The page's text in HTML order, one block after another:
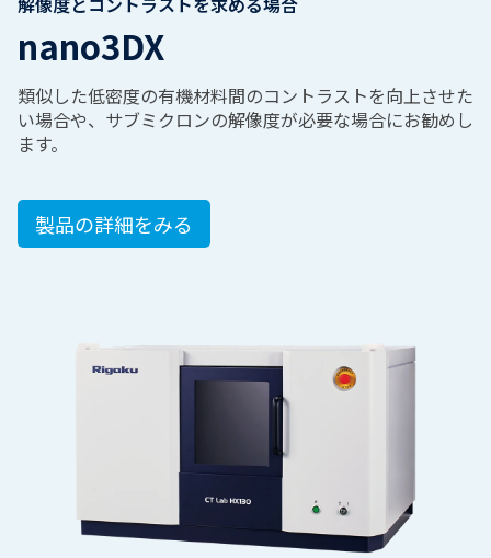
nano3DX
類似した低密度の有機材料間のコントラストを向上させた
い場合や、サブミクロンの解像度が必要な場合にお勧めし
ます。
製品の詳細をみる